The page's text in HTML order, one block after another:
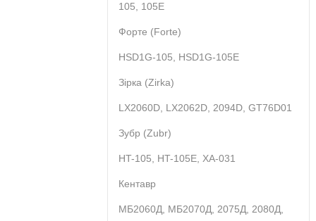
105, 105E
Форте (Forte)
HSD1G-105, HSD1G-105E
Зірка (Zirka)
LX2060D, LX2062D, 2094D, GT76D01
Зубр (Zubr)
HT-105, HT-105E, XA-031
Кентавр
МБ2060Д, МБ2070Д, 2075Д, 2080Д,